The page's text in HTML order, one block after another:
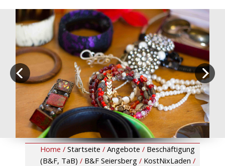
Home / Startseite / Angebote / Beschäftigung
(B&F, TaB) / B&F Seiersberg / KostNixLaden /